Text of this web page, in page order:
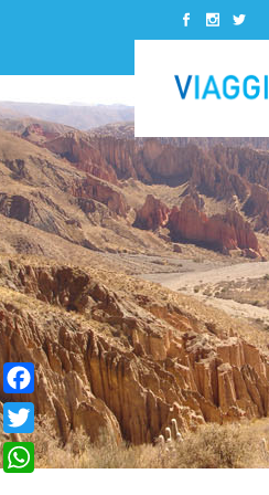
Kenya
Madagascar
Marocco
Senegal
Seychelles
Sudafrica
Madagascar
Marocco
Senegal
Seychelles
Sudafrica
Tunisia
Zanzibar
Facebook
Twitter